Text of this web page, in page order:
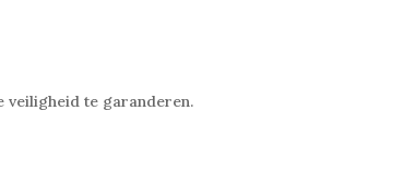
veiligheid te garanderen.